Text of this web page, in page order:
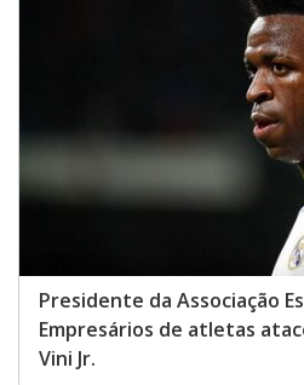
Presidente da Associação
Empresários de atletas
Vini Jr.